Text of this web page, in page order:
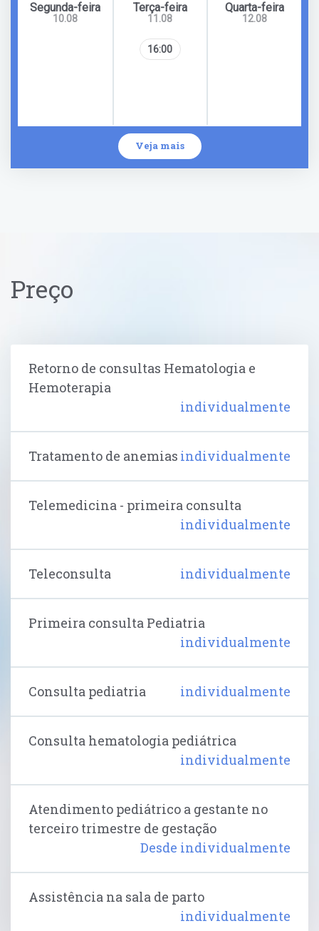
Segunda-feira
10.08
Terça-feira
11.08
16:00
Quarta-feira
12.08
Veja mais
Preço
Retorno de consultas Hematologia e
Hemoterapia
individualmente
Tratamento de anemias individualmente
Telemedicina - primeira consulta
individualmente
Teleconsulta individualmente
Primeira consulta Pediatria
individualmente
Consulta pediatria individualmente
Consulta hematologia pediátrica
individualmente
Atendimento pediátrico a gestante no
terceiro trimestre de gestação
Desde individualmente
Assistência na sala de parto
individualmente